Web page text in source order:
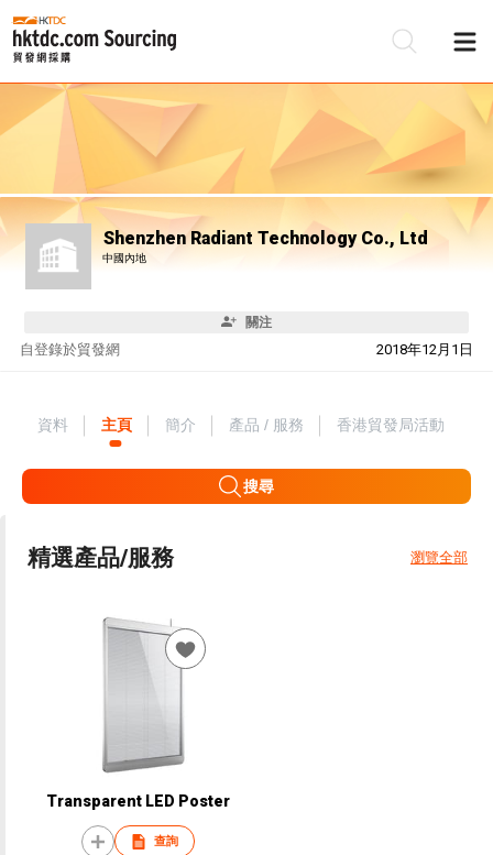
Shenzhen Radiant Technology Co., Ltd
中國內地
關注
自 2018年12月1日
登錄於貿發網
資料 主頁 簡介 產品 / 服務 香港貿發局活動
搜尋
精選產品/服務 瀏覽全部
Transparent LED Poster
查詢